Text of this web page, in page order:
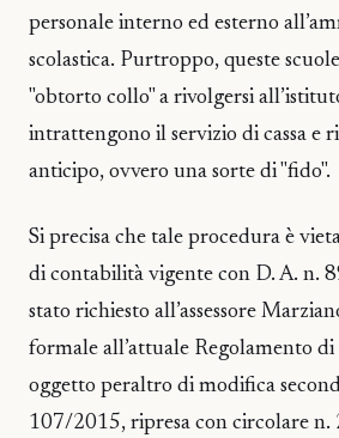
personale interno ed esterno
scolastica. Purtroppo, queste
"obtorto collo" a rivolgersi
intrattengono il servizio di cassa e
anticipo, ovvero una sorte di "fido".
Si precisa che tale procedura è
di contabilità vigente con D. A. n.
stato richiesto all’assessore
formale all’attuale Regolamento
oggetto peraltro di modifica
107/2015, ripresa con circolare n.